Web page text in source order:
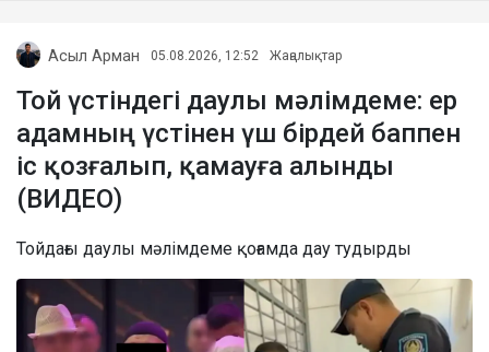
Асыл Арман 05.08.2026, 12:52 Жаңалықтар
Той үстіндегі даулы мәлімдеме: ер
адамның үстінен үш бірдей баппен
іс қозғалып, қамауға алынды
(ВИДЕО)
Тойдағы даулы мәлімдеме қоғамда дау тудырды